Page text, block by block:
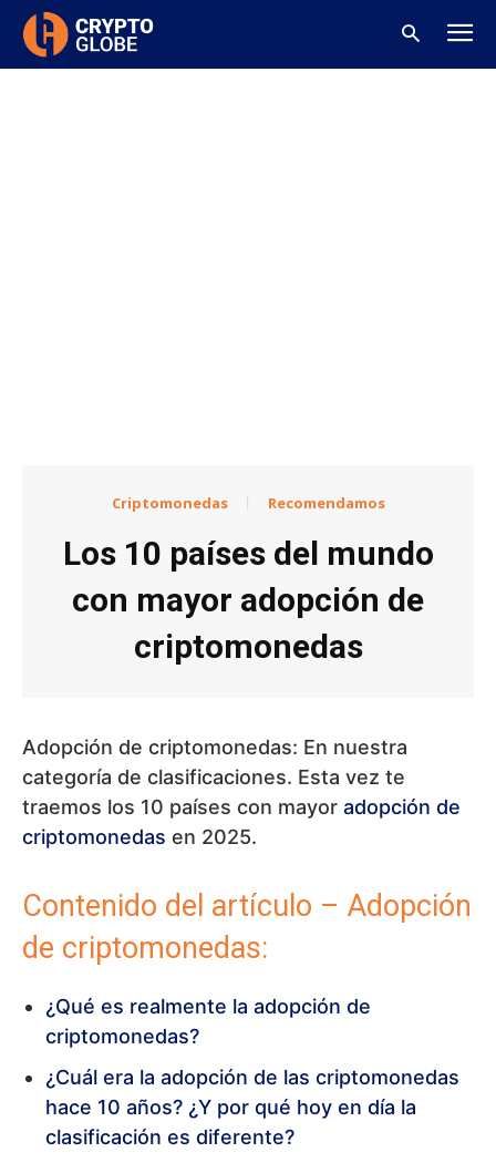
Criptomonedas Recomendamos
Los 10 países del mundo
con mayor adopción de
criptomonedas
Adopción de criptomonedas: En nuestra
categoría de clasificaciones. Esta vez te
traemos los 10 países con mayor adopción de
criptomonedas en 2025.
Contenido del artículo – Adopción
de criptomonedas:
¿Qué es realmente la adopción de
criptomonedas?
¿Cuál era la adopción de las criptomonedas
hace 10 años? ¿Y por qué hoy en día la
clasificación es diferente?